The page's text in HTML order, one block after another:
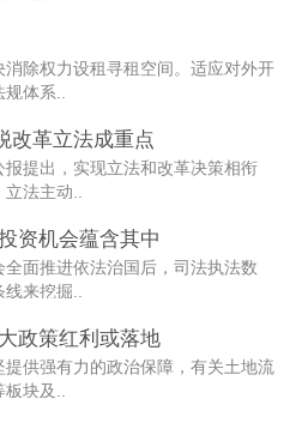
除权力设租寻租空间。适应对外开
体系..
改革立法成重点
提出，实现立法和改革决策相衔
法主动..
资机会蕴含其中
面推进依法治国后，司法执法数
来挖掘..
政策红利或落地
供强有力的政治保障，有关土地流
块及..